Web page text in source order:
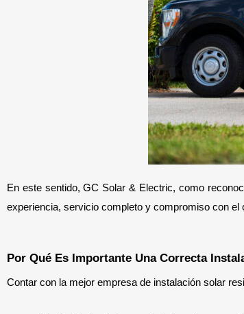
En este sentido, GC Solar & Electric, como
experiencia, servicio completo y compromiso con el
Por Qué Es Importante Una Correcta
Contar con la mejor empresa de instalación solar